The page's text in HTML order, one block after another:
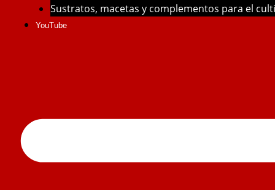
Sustratos, macetas y complementos para el
YouTube